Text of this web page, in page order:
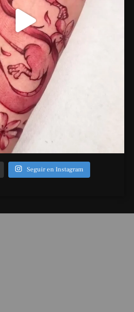
Seguir en Instagram